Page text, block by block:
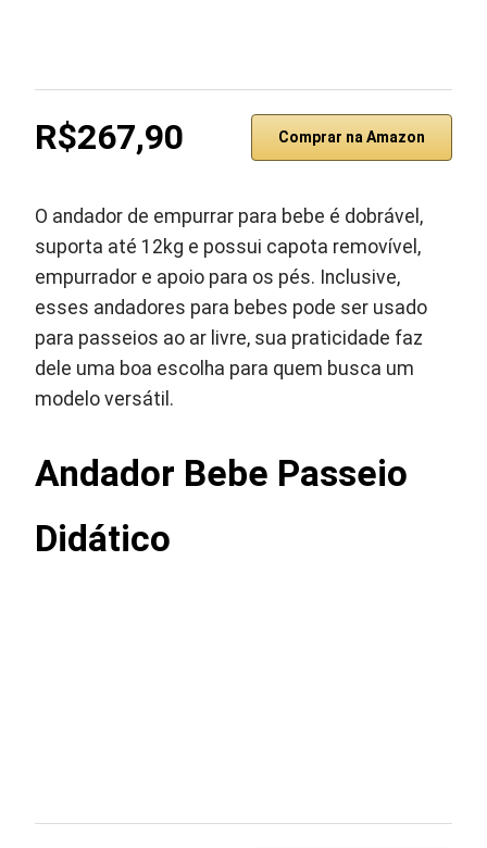
R$267,90 Comprar na Amazon
O andador de empurrar para bebe é dobrável,
suporta até 12kg e possui capota removível,
empurrador e apoio para os pés. Inclusive,
esses andadores para bebes pode ser usado
para passeios ao ar livre, sua praticidade faz
dele uma boa escolha para quem busca um
modelo versátil.
Andador Bebe Passeio
Didático